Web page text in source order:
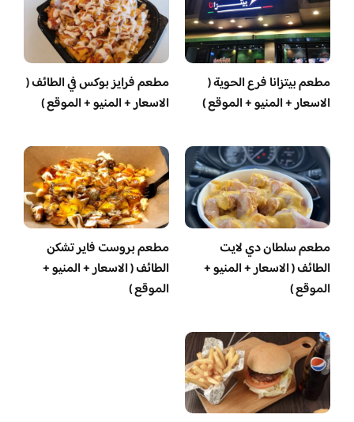
مطعم بيتزانا فرع الحوية (
الاسعار + المنيو + الموقع )
مطعم فرايز بوكس في الطائف (
الاسعار + المنيو + الموقع )
مطعم سلطان دي لايت
الطائف ( الاسعار + المنيو +
الموقع )
مطعم بروست فاير تشكن
الطائف ( الاسعار + المنيو +
الموقع )